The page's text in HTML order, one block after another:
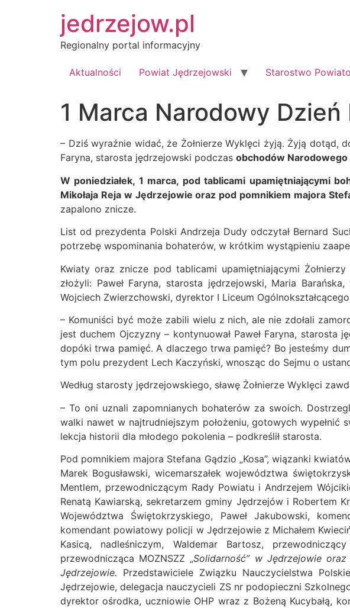
jedrzejow.pl
Regionalny portal informacyjny
Aktualności Powiat Jędrzejowski Starostwo
1 Marca Narodowy
– Dziś wyraźnie widać, że Żołnierze Wyklęci żyją. Żyją dotąd,
Faryna, starosta jędrzejowski podczas obchodów Narodowego
W poniedziałek, 1 marca, pod tablicami upamiętniającymi
Mikołaja Reja w Jędrzejowie oraz pod pomnikiem majora
zapalono znicze.
List od prezydenta Polski Andrzeja Dudy odczytał Bernard
potrzebę wspominania bohaterów, w krótkim wystąpieniu
Kwiaty oraz znicze pod tablicami upamiętniającymi
złożyli: Paweł Faryna, starosta jędrzejowski, Maria
Wojciech Zwierzchowski, dyrektor I Liceum
– Komuniści być może zabili wielu z nich, ale nie zdołali
jest duchem Ojczyzny – kontynuował Paweł Faryna,
dopóki trwa pamięć. A dlaczego trwa pamięć? Bo jesteśmy
tym polu prezydent Lech Kaczyński, wnosząc do Sejmu o
Według starosty jędrzejowskiego, sławę Żołnierze Wyklęci
– To oni uznali zapomnianych bohaterów za swoich.
walki nawet w najtrudniejszym położeniu, gotowych
lekcja historii dla młodego pokolenia – podkreślił starosta.
Pod pomnikiem majora Stefana Gądzio „Kosa”, wiązanki
Marek Bogusławski, wicemarszałek województwa
Mentlem, przewodniczącym Rady Powiatu i Andrzejem
Renatą Kawiarską, sekretarzem gminy Jędrzejów i Robertem
Województwa Świętokrzyskiego, Paweł Jakubowski,
komendant powiatowy policji w Jędrzejowie z Michałem
Kasicą, nadleśniczym, Waldemar Bartosz,
przewodnicząca MOZNSZZ „Solidarność” w Jędrzejowie oraz
Jędrzejowie. Przedstawiciele Związku Nauczycielstwa
Jędrzejowie, delegacja nauczycieli ZS nr podopieczni
dyrektor ośrodka, uczniowie OHP wraz z Bożeną Kucybałą,